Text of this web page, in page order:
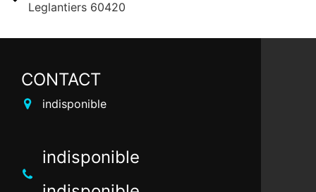
Leglantiers 60420
CONTACT
indisponible
indisponible